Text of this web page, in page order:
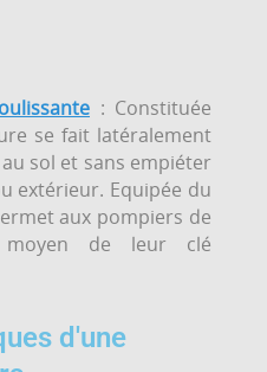
: Constituée
se fait latéralement
sol et sans empiéter
extérieur. Equipée du
aux pompiers de
de leur clé
d'une